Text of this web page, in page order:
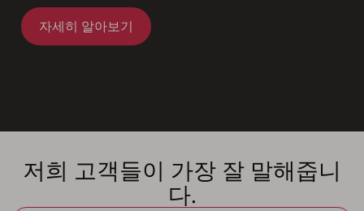
자세히 알아보기
저희 고객들이 가장 잘 말해줍니
다.